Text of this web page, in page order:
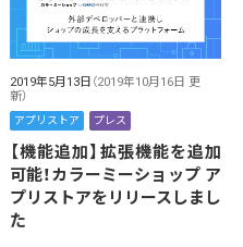
2019年5月13日 （2019年10月16日 更
新）
アプリストア プレス
【機能追加】拡張機能を追加
可能！カラーミーショップ ア
プリストアをリリースしまし
た